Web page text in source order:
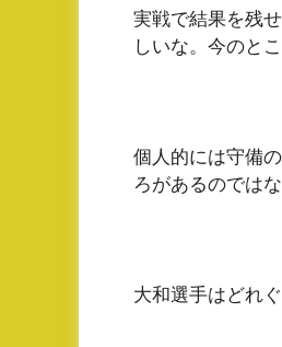
実戦で結果を残
しいな。今のと
個人的には守備
ろがあるのでは
大和選手はどれ